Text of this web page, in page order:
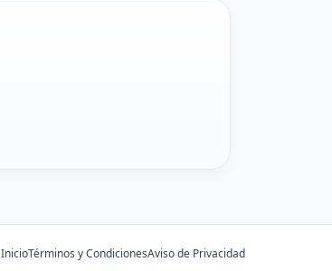
InicioTérminos y CondicionesAviso de Privacidad